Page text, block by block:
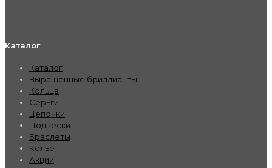
Каталог
Каталог
Выращенные бриллианты
Кольца
Серьги
Цепочки
Подвески
Браслеты
Колье
Акции